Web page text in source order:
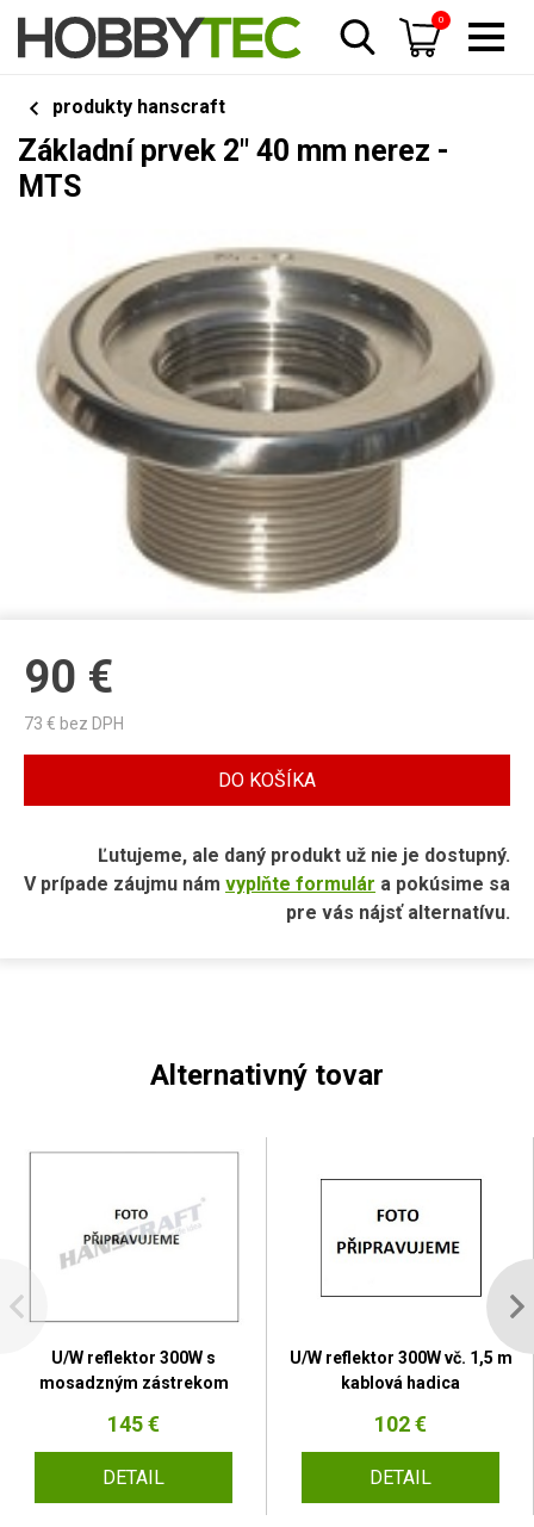
0
produkty hanscraft
Základní prvek 2" 40 mm nerez -
MTS
90 €
73 € bez DPH
DO KOŠÍKA
Ľutujeme, ale daný produkt už nie je dostupný.
V prípade záujmu nám vyplňte formulár a pokúsime sa
pre vás nájsť alternatívu.
Alternativný tovar
U/W reflektor 300W s
mosadzným zástrekom
145 €
DETAIL
U/W reflektor 300W vč. 1,5 m
kablová hadica
102 €
DETAIL